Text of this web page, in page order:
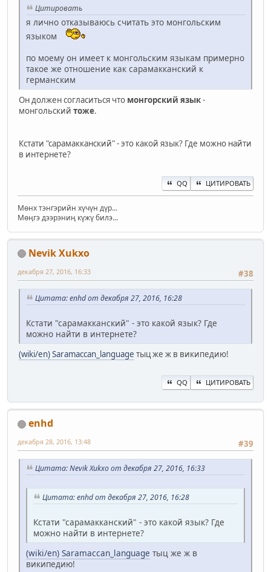
Цитировать
я лично отказываюсь считать это монгольским
языком
по моему он имеет к монгольским языкам примерно
такое же отношение как сарамакканский к
германским
Он должен согласиться что монгорский язык-
монгольский тоже.
Кстати "сарамакканский" - это какой язык? Где можно найти
в интернете?
QQ ЦИТИРОВАТЬ
Мөнх тэнгэрийн хүчүн дүр...
Мөңгэ дээрэниң күжү билэ...
Nevik Xukxo
#38
декабря 27, 2016, 16:33
Цитата: enhd от декабря 27, 2016, 16:28
Кстати "сарамакканский" - это какой язык? Где
можно найти в интернете?
(wiki/en) Saramaccan_language тыц же ж в википедию!
QQ ЦИТИРОВАТЬ
enhd
#39
декабря 28, 2016, 13:48
Цитата: Nevik Xukxo от декабря 27, 2016, 16:33
Цитата: enhd от декабря 27, 2016, 16:28
Кстати "сарамакканский" - это какой язык? Где
можно найти в интернете?
(wiki/en) Saramaccan_language тыц же ж в
википедию!